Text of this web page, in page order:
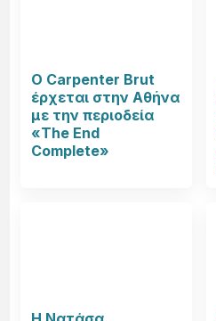
Ο Carpenter Brut
έρχεται στην Αθήνα
με την περιοδεία
«The End
Complete»